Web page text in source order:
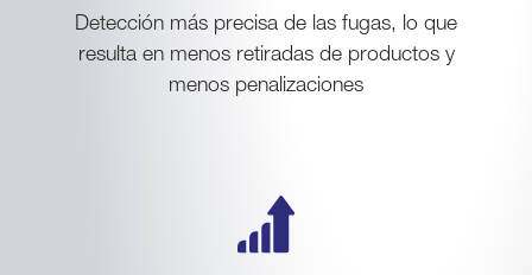
Detección más precisa de las fugas, lo que
resulta en menos retiradas de productos y
menos penalizaciones